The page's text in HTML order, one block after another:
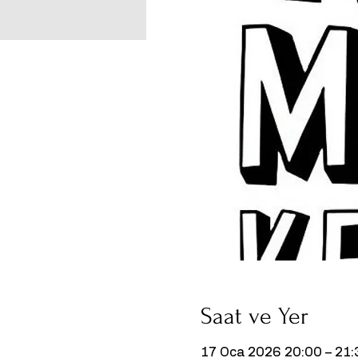
Saat ve Yer
17 Oca 2026 20:00 –